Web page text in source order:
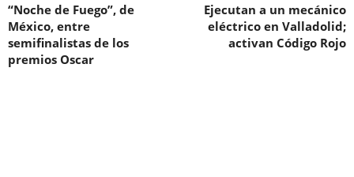
“Noche de Fuego”, de
México, entre
semifinalistas de los
premios Oscar
Ejecutan a un mecánico
eléctrico en Valladolid;
activan Código Rojo